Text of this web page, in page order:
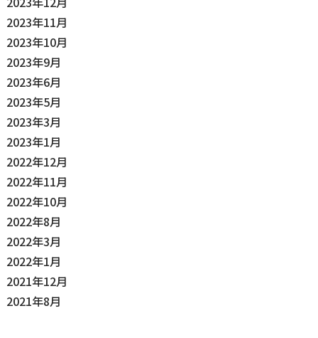
2023年11月
2023年10月
2023年9月
2023年6月
2023年5月
2023年3月
2023年1月
2022年12月
2022年11月
2022年10月
2022年8月
2022年3月
2022年1月
2021年12月
2021年8月